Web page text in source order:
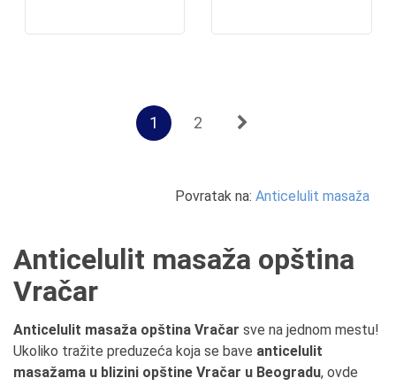
1 2
Povratak na: Anticelulit masaža
Anticelulit masaža opština
Vračar
Anticelulit masaža opština Vračar sve na jednom mestu!
Ukoliko tražite preduzeća koja se bave anticelulit
masažama u blizini opštine Vračar u Beogradu, ovde